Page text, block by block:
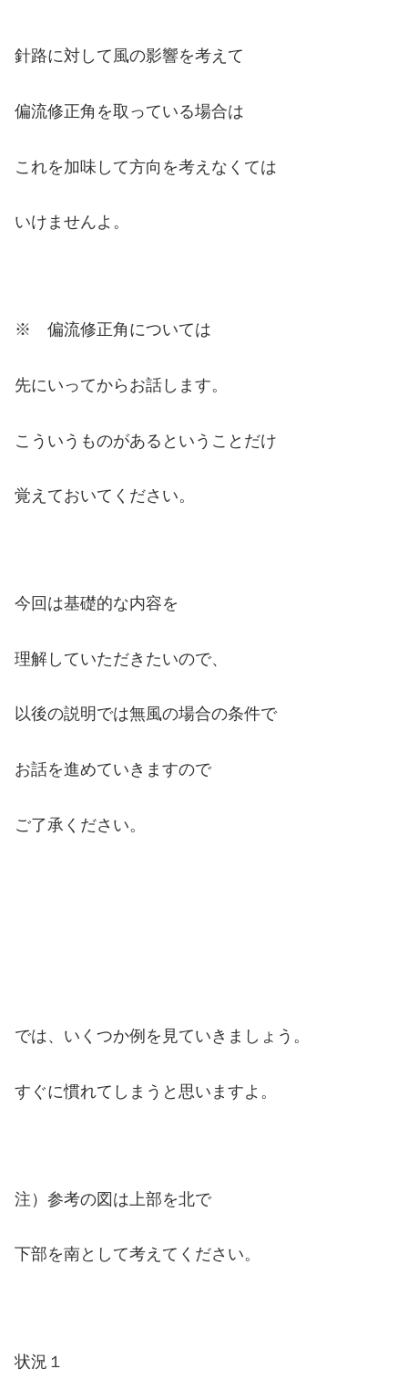
針路に対して風の影響を考えて
偏流修正角を取っている場合は
これを加味して方向を考えなくては
いけませんよ。
※ 偏流修正角については
先にいってからお話します。
こういうものがあるということだけ
覚えておいてください。
今回は基礎的な内容を
理解していただきたいので、
以後の説明では無風の場合の条件で
お話を進めていきますので
ご了承ください。
では、いくつか例を見ていきましょう。
すぐに慣れてしまうと思いますよ。
注）参考の図は上部を北で
下部を南として考えてください。
状況１